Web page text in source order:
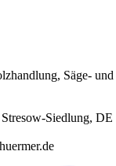
Säge-
Siedlung, DE